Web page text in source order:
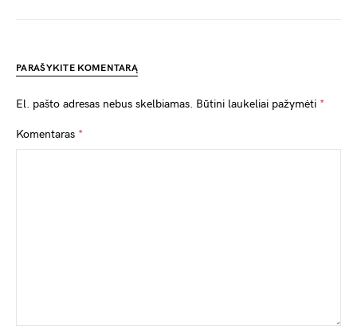
PARAŠYKITE KOMENTARĄ
El. pašto adresas nebus skelbiamas. Būtini laukeliai pažymėti *
Komentaras *